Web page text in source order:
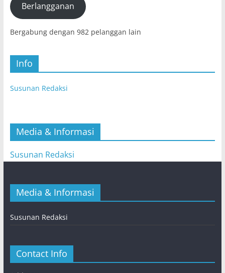
mail)Berlangganan
Bergabung dengan 982 pelanggan lain
Info
Susunan Redaksi
Media & Informasi
Susunan Redaksi
Media & Informasi
Susunan Redaksi
Contact Info